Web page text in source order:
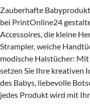
Zauberhafte
bei PrintOnline24
Accessoires, die kleine
Strampler, weiche
modische Halstücher:
setzen Sie Ihre kreativen
des Babys, liebevolle
jedes Produkt wird mit